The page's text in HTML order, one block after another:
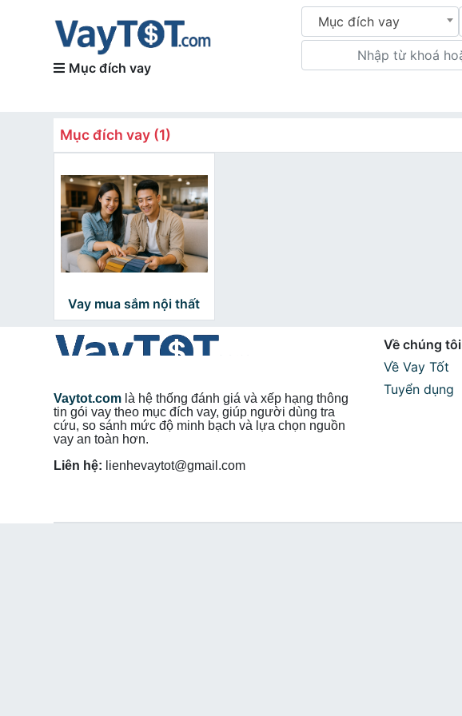
Mục đích vay
Mục đích vay
Mục đích vay (1)
Vay mua sắm nội thất
Vaytot.com là hệ thống đánh giá và xếp hạng thông
tin gói vay theo mục đích vay, giúp người dùng tra
cứu, so sánh mức độ minh bạch và lựa chọn nguồn
vay an toàn hơn.
Liên hệ: lienhevaytot@gmail.com
Về chúng tôi
Về Vay Tốt
Tuyển dụng